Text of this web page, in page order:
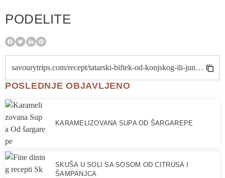
PODELITE
savourytrips.com/recept/tatarski-biftek-od-konjskog-ili-juneceg-mesa/
POSLEDNJE OBJAVLJENO
KARAMELIZOVANA SUPA OD ŠARGAREPE
SKUŠA U SOLI SA SOSOM OD CITRUSA I
ŠAMPANJCA